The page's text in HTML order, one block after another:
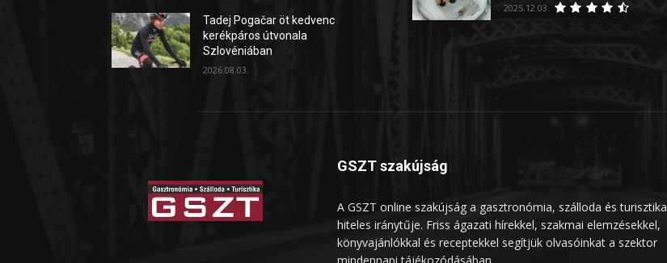
Tadej Pogačar öt kedvenc
kerékpáros útvonala
Szlovéniában
2026.08.03.
2025.12.03.
GSZT szakújság
A GSZT online szakújság a gasztronómia, szálloda és turisztika
hiteles iránytűje. Friss ágazati hírekkel, szakmai elemzésekkel,
könyvajánlókkal és receptekkel segítjük olvasóinkat a szektor